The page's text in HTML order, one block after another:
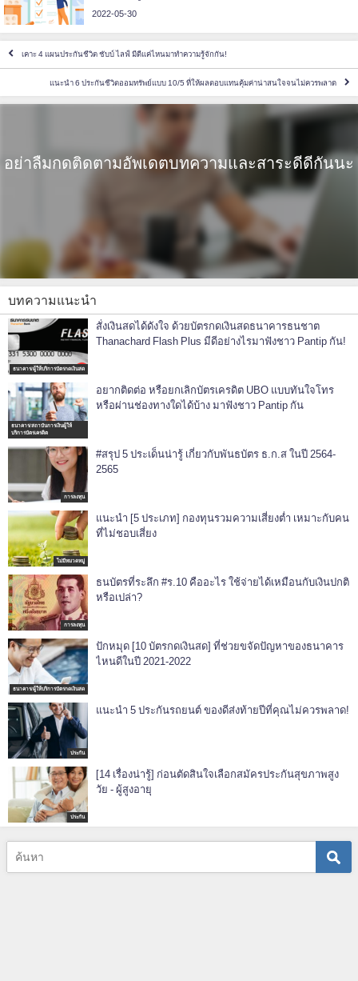
2022-05-30
เคาะ 4 แผนประกันชีวิต ชับบ์ ไลฟ์ มีดีแค่ไหนมาทำความรู้จักกัน!
แนะนำ 6 ประกันชีวิตออมทรัพย์แบบ 10/5 ที่ให้ผลตอบแทนคุ้มค่าน่าสนใจจนไม่ควรพลาด
อย่าลืมกดติดตามอัพเดตบทความและสาระดีดีกันนะ
บทความแนะนำ
ธนาคาร/ผู้ให้บริการบัตรกดเงินสด
สั่งเงินสดได้ดังใจ ด้วยบัตรกดเงินสดธนาคารธนชาต
Thanachard Flash Plus มีดีอย่างไรมาฟังชาว Pantip กัน!
ธนาคาร/สถาบันการเงินผู้ให้
บริการบัตรเครดิต
อยากติดต่อ หรือยกเลิกบัตรเครดิต UBO แบบทันใจโทร
หรือผ่านช่องทางใดได้บ้าง มาฟังชาว Pantip กัน
การลงทุน
#สรุป 5 ประเด็นน่ารู้ เกี่ยวกับพันธบัตร ธ.ก.ส ในปี 2564-
2565
ไม่มีหมวดหมู่
แนะนำ [5 ประเภท] กองทุนรวมความเสี่ยงต่ำ เหมาะกับคน
ที่ไม่ชอบเสี่ยง
การลงทุน
ธนบัตรที่ระลึก #ร.10 คืออะไร ใช้จ่ายได้เหมือนกับเงินปกติ
หรือเปล่า?
ธนาคาร/ผู้ให้บริการบัตรกดเงินสด
ปักหมุด [10 บัตรกดเงินสด] ที่ช่วยขจัดปัญหาของธนาคาร
ไหนดีในปี 2021-2022
ประกัน
แนะนำ 5 ประกันรถยนต์ ของดีส่งท้ายปีที่คุณไม่ควรพลาด!
ประกัน
[14 เรื่องน่ารู้] ก่อนตัดสินใจเลือกสมัครประกันสุขภาพสูง
วัย - ผู้สูงอายุ